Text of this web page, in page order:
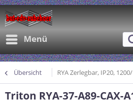
Menü
Übersicht RYA Zerlegbar, IP20,
Triton RYA-37-A89-CAX-